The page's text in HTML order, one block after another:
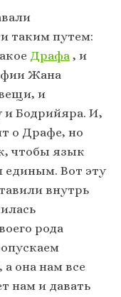
таким путем:
Драфа , и
Жана
и
и Бодрийяра. И,
о Драфе, но
чтобы язык
Вот эту
внутрь
рода
она нам все
нам и давать